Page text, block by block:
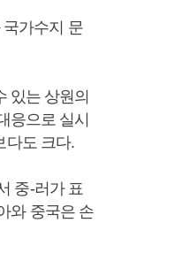
가수지 문
있는 상원의
응으로 실시
다도 크다.
중-러가 표
와 중국은 손